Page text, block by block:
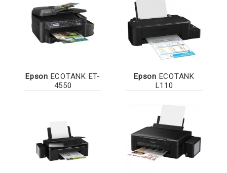
Epson ECOTANK ET-
4550
Epson ECOTANK
L110